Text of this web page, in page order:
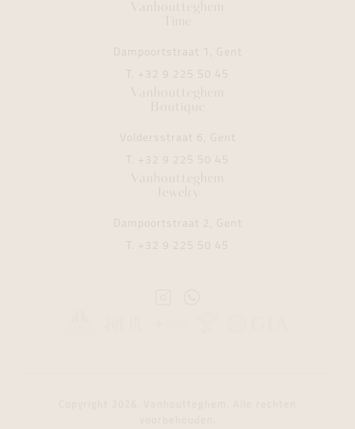
Vanhoutteghem
Time
Dampoortstraat 1, Gent
T. +32 9 225 50 45
Vanhoutteghem
Boutique
Voldersstraat 6, Gent
T. +32 9 225 50 45
Vanhoutteghem
Jewelry
Dampoortstraat 2, Gent
T. +32 9 225 50 45